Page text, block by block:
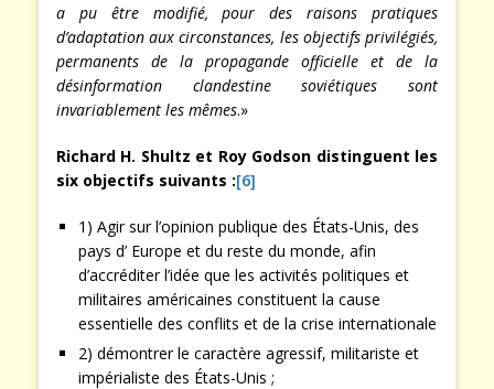
a pu être modifié, pour des raisons pratiques
d’adaptation aux circonstances, les objectifs privilégiés,
permanents de la propagande officielle et de la
désinformation clandestine soviétiques sont
invariablement les mêmes.»
Richard H. Shultz et Roy Godson distinguent les
six objectifs suivants :[6]
1) Agir sur l’opinion publique des États-Unis, des
pays d’ Europe et du reste du monde, afin
d’accréditer l’idée que les activités politiques et
militaires américaines constituent la cause
essentielle des conflits et de la crise internationale
2) démontrer le caractère agressif, militariste et
impérialiste des États-Unis ;